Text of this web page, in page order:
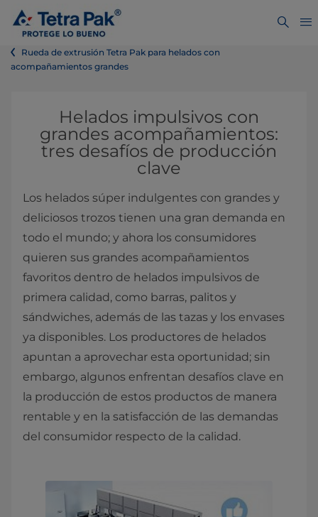
Rueda de extrusión Tetra Pak para helados con
acompañamientos grandes
​​​​​​​​​​Helados impulsivos con
grandes acompañamientos:
tres desafíos de producción
clave
Los helados súper indulgentes con grandes y
deliciosos trozos tienen una gran demanda en
todo el mundo; y ahora los consumidores
quieren sus grandes acompañamientos
favoritos dentro de helados impulsivos de
primera calidad, como barras, palitos y
sándwiches, además de las tazas y los envases
ya disponibles. Los productores de helados
apuntan a aprovechar esta oportunidad; sin
embargo, algunos enfrentan desafíos clave en
la producción de estos productos de manera
rentable y en la satisfacción de las demandas
del consumidor respecto de la calidad.